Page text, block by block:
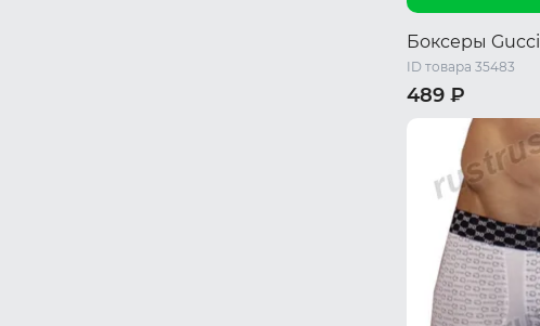
Боксеры Gucci
ID товара 35483
489 ₽
XL